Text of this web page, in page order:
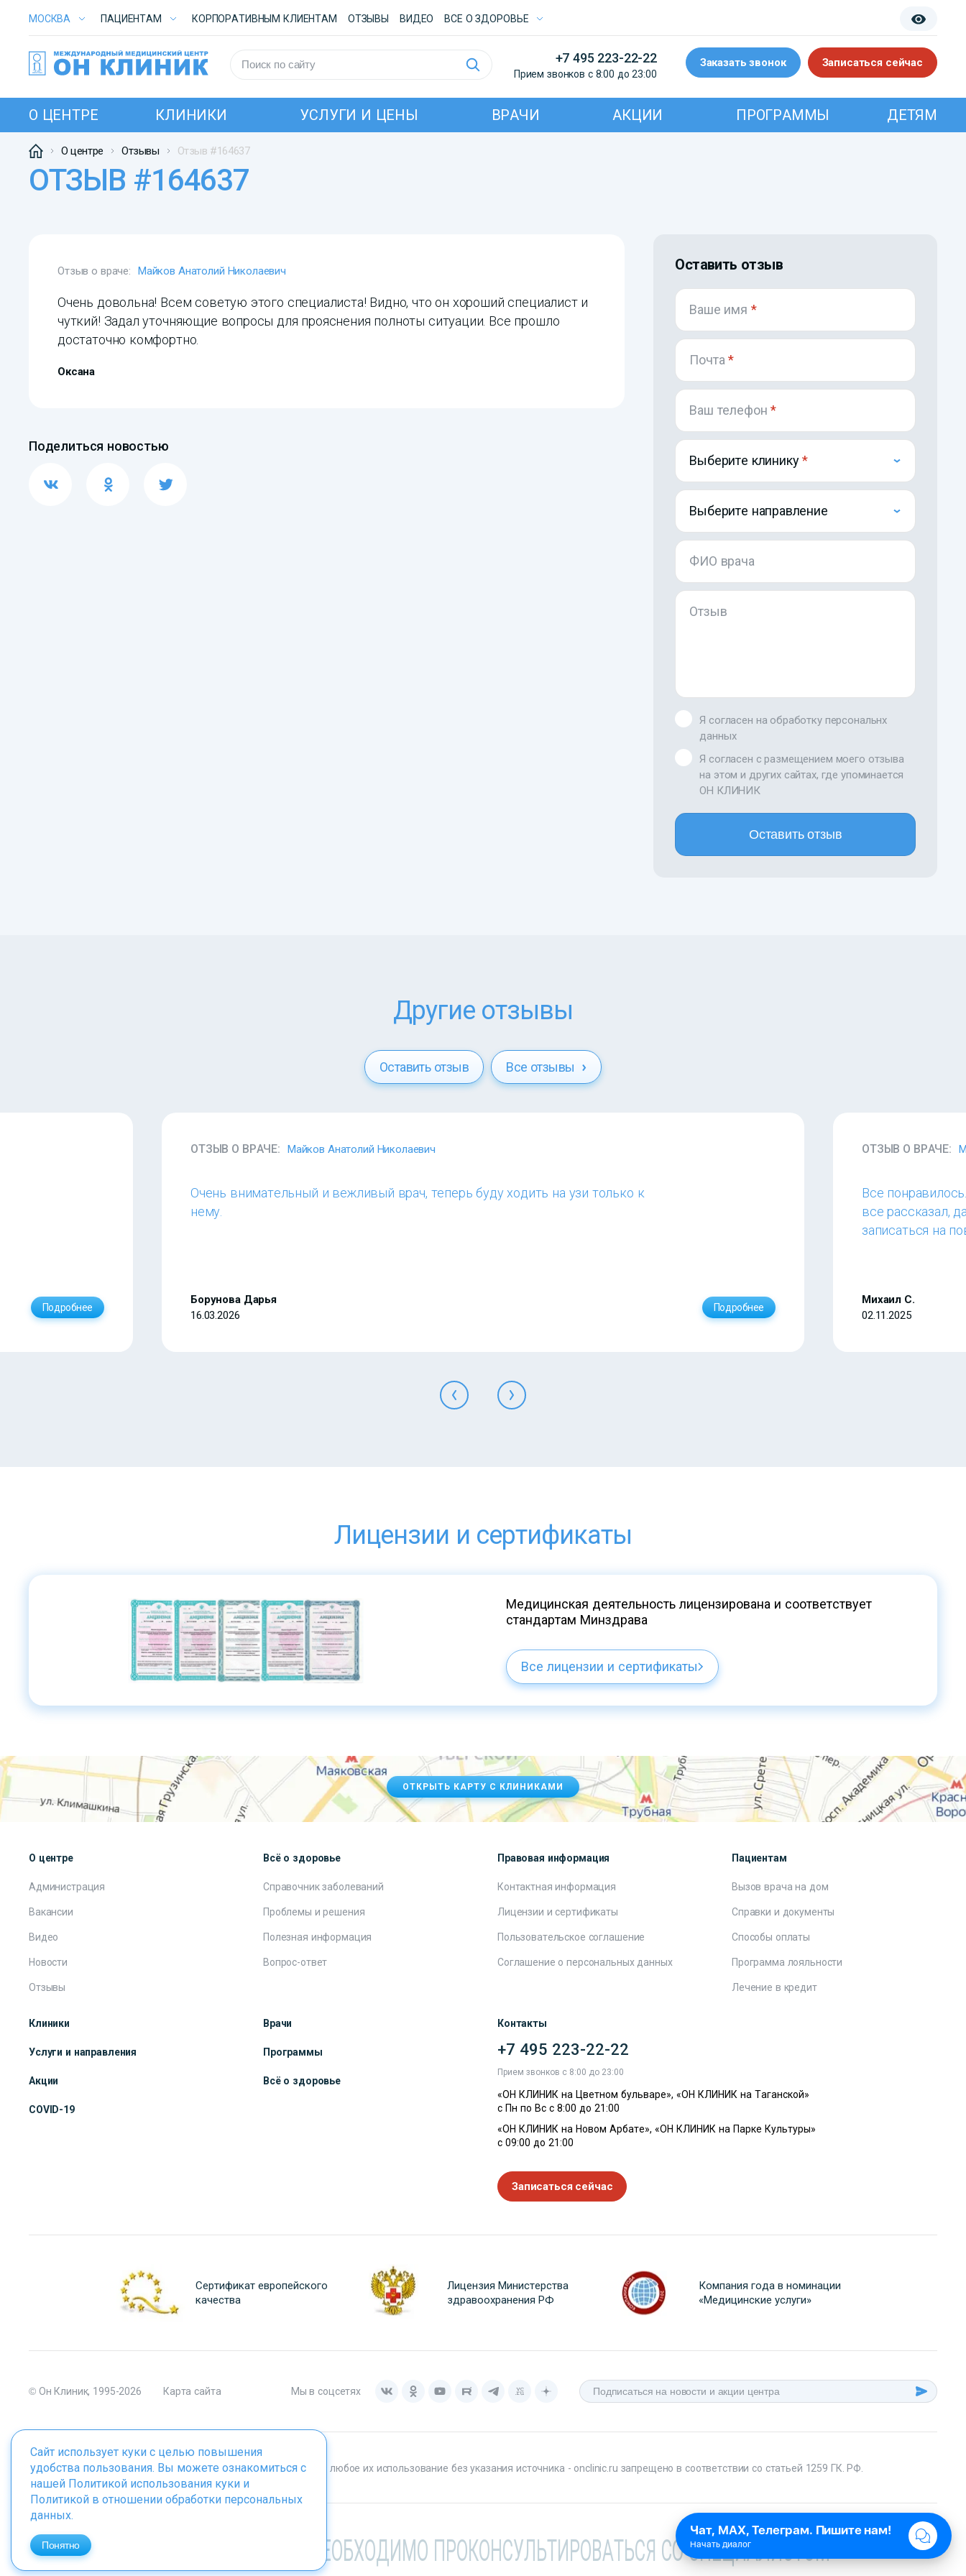
МОСКВА ПАЦИЕНТАМ КОРПОРАТИВНЫМ КЛИЕНТАМ ОТЗЫВЫ ВИДЕО ВСE О ЗДОРОВЬЕ
+7 495 223-22-22
Прием звонков с 8:00 до 23:00
Заказать звонок Записаться сейчас
О ЦЕНТРЕ КЛИНИКИ УСЛУГИ И ЦЕНЫ ВРАЧИ АКЦИИ ПРОГРАММЫ ДЕТЯМ
О центре Отзывы Отзыв #164637
ОТЗЫВ #164637
Отзыв о враче: Майков Анатолий Николаевич
Очень довольна! Всем советую этого специалиста! Видно, что он хороший специалист и
чуткий! Задал уточняющие вопросы для прояснения полноты ситуации. Все прошло
достаточно комфортно.
Оксана
Поделиться новостью
Оставить отзыв
Ваше имя *
Почта*
Ваш телефон*
Выберите клинику
Выберите направление
ФИО врача
Отзыв
Я согласен на обработку персональнх
данных
Я согласен с размещением моего отзыва
на этом и других сайтах, где упоминается
ОН КЛИНИК
Оставить отзыв
Другие отзывы
Оставить отзыв Все отзывы
Подробнее
ОТЗЫВ О ВРАЧЕ: Майков Анатолий Николаевич
Очень внимательный и вежливый врач, теперь буду ходить на узи только к
нему.
Борунова Дарья
16.03.2026
Подробнее
ОТЗЫВ О ВРАЧЕ:
Все
все рассказал,
записаться на
Михаил С.
02.11.2025
Лицензии и сертификаты
Медицинская деятельность лицензирована и соответствует
стандартам Минздрава
Все лицензии и сертификаты
ОТКРЫТЬ КАРТУ С КЛИНИКАМИ
О центре
Администрация
Вакансии
Видео
Новости
Отзывы
Всё о здоровье
Справочник заболеваний
Проблемы и решения
Полезная информация
Вопрос-ответ
Правовая информация
Контактная информация
Лицензии и сертификаты
Пользовательское соглашение
Соглашение о персональных данных
Пациентам
Вызов врача на дом
Справки и документы
Способы оплаты
Программа лояльности
Лечение в кредит
Клиники Врачи
Услуги и направления Программы
Акции Всё о здоровье
COVID-19
Контакты
+7 495 223-22-22
Прием звонков с 8:00 до 23:00
«ОН КЛИНИК на Цветном бульваре», «ОН КЛИНИК на Таганской»
с Пн по Вс с 8:00 до 21:00
«ОН КЛИНИК на Новом Арбате», «ОН КЛИНИК на Парке Культуры»
с 09:00 до 21:00
Записаться сейчас
Сертификат европейского
качества
Лицензия Министерства
здравоохранения РФ
Компания года в номинации
«Медицинские услуги»
© Он Клиник, 1995-2026 Карта сайта Мы в соцсетях
Материалы сайта являются собственностью ООО "Он Клиник", любое их использование без указания источника - onclinic.ru запрещено в соответствии со статьей 1259 ГК. РФ.
ИМЕЮТСЯ ПРОТИВОПОКАЗАНИЯ. НЕОБХОДИМО ПРОКОНСУЛЬТИРОВАТЬСЯ СО СПЕЦИАЛИСТОМ
Сайт использует куки с целью повышения
удобства пользования. Вы можете ознакомиться с
нашей Политикой использования куки и
Политикой в отношении обработки персональных
данных.
Понятно